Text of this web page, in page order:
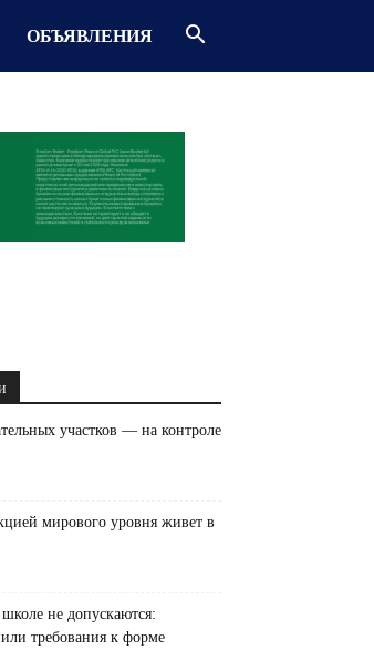
ОБЪЯВЛЕНИЯ
участков — на контроле
мирового уровня живет в
не допускаются:
требования к форме